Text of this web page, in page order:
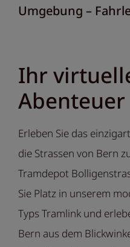
Umgebung –
Ihr
Abenteuer
Erleben Sie das
die Strassen von Bern
Tramdepot
Sie Platz in unserem
Typs Tramlink und
Bern aus dem